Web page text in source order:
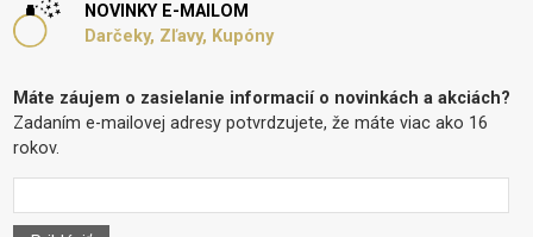
NOVINKY E-MAILOM
Darčeky, Zľavy, Kupóny
Máte záujem o zasielanie informacií o novinkách a akciách?
Zadaním e-mailovej adresy potvrdzujete, že máte viac ako 16
rokov.